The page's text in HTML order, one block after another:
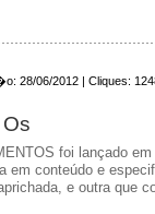
28/06/2012 | Cliques:
foi lançado
em conteúdo e
e outra que